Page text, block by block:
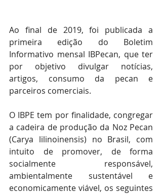
Ao final de 2019, foi publicada a
primeira edição do Boletim
Informativo mensal IBPecan, que ter
por objetivo divulgar notícias,
artigos, consumo da pecan e
parceiros comerciais.
O IBPE tem por finalidade, congregar
a cadeira de produção da Noz Pecan
(Carya lilinoinensis) no Brasil, com
intuito de promover, de forma
socialmente responsável,
ambientalmente sustentável e
economicamente viável, os seguintes